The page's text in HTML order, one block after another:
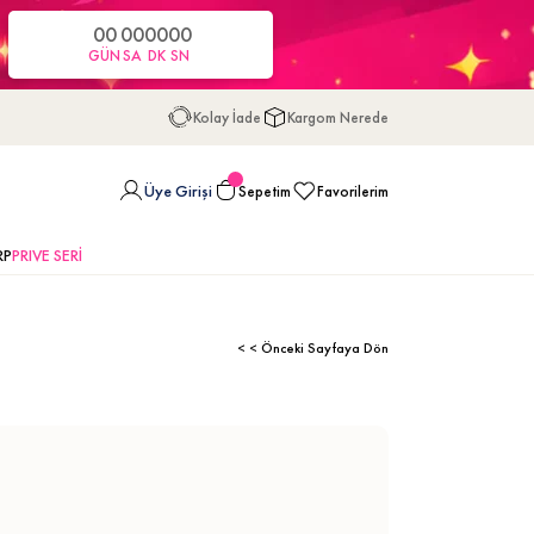
00
GÜN
00
SA
00
DK
00
SN
Kolay İade Kargom Nerede
Üye Girişi Sepetim Favorilerim
PRIVE SERİ
< < Önceki Sayfaya Dön